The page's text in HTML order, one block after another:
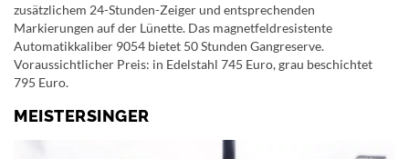
zusätzlichem 24-Stunden-Zeiger und entsprechenden
Markierungen auf der Lünette. Das magnetfeldresistente
Automatikkaliber 9054 bietet 50 Stunden Gangreserve.
Voraussichtlicher Preis: in Edelstahl 745 Euro, grau beschichtet
795 Euro.
MEISTERSINGER